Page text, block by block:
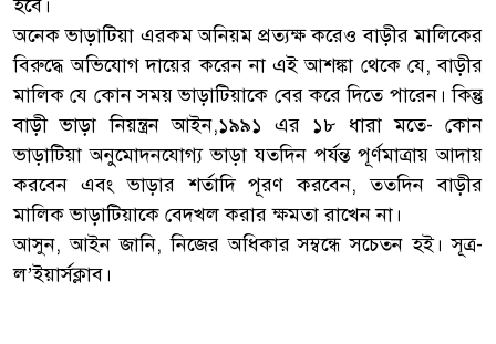
হবে।
অনেক ভাড়াটিয়া এরকম অনিয়ম প্রত্যক্ষ করেও বাড়ীর মালিকের
বিরুদ্ধে অভিযোগ দায়ের করেন না এই আশঙ্কা থেকে যে, বাড়ীর
মালিক যে কোন সময় ভাড়াটিয়াকে বের করে দিতে পারেন। কিন্তু
বাড়ী ভাড়া নিয়ন্ত্রন আইন,১৯৯১ এর ১৮ ধারা মতে- কোন
ভাড়াটিয়া অনুমোদনযোগ্য ভাড়া যতদিন পর্যন্ত পূর্ণমাত্রায় আদায়
করবেন এবং ভাড়ার শর্তাদি পূরণ করবেন, ততদিন বাড়ীর
মালিক ভাড়াটিয়াকে বেদখল করার ক্ষমতা রাখেন না।
আসুন, আইন জানি, নিজের অধিকার সম্বন্ধে সচেতন হই। সূত্র-
ল’ইয়ার্সক্লাব।